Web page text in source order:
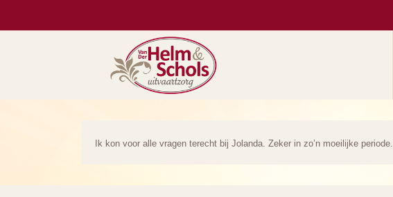
Ik kon voor alle vragen terecht bij Jolanda. Zeker in zo’n moeilijke periode.